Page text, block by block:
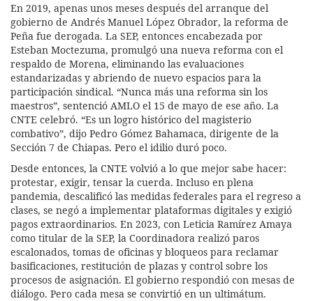
En 2019, apenas unos meses después del arranque del
gobierno de Andrés Manuel López Obrador, la reforma de
Peña fue derogada. La SEP, entonces encabezada por
Esteban Moctezuma, promulgó una nueva reforma con el
respaldo de Morena, eliminando las evaluaciones
estandarizadas y abriendo de nuevo espacios para la
participación sindical. “Nunca más una reforma sin los
maestros”, sentenció AMLO el 15 de mayo de ese año. La
CNTE celebró. “Es un logro histórico del magisterio
combativo”, dijo Pedro Gómez Bahamaca, dirigente de la
Sección 7 de Chiapas. Pero el idilio duró poco.
Desde entonces, la CNTE volvió a lo que mejor sabe hacer:
protestar, exigir, tensar la cuerda. Incluso en plena
pandemia, descalificó las medidas federales para el regreso a
clases, se negó a implementar plataformas digitales y exigió
pagos extraordinarios. En 2023, con Leticia Ramírez Amaya
como titular de la SEP, la Coordinadora realizó paros
escalonados, tomas de oficinas y bloqueos para reclamar
basificaciones, restitución de plazas y control sobre los
procesos de asignación. El gobierno respondió con mesas de
diálogo. Pero cada mesa se convirtió en un ultimátum.